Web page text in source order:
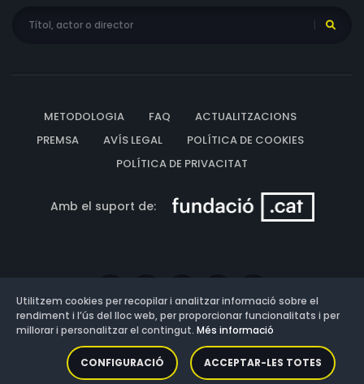
METODOLOGIA FAQ
ACTUALITZACIONS
PREMSA
AVÍS LEGAL
POLÍTICA DE COOKIES
POLÍTICA DE PRIVACITAT
Amb el suport de:
Versió: 3.13.0.202607011342
Utilitzem cookies per recopilar i analitzar informació sobre el
rendiment i l’ús del lloc web, per proporcionar funcionalitats i per
millorar i personalitzar el contingut. Més informació
CONFIGURACIÓ ACCEPTAR-LES TOTES